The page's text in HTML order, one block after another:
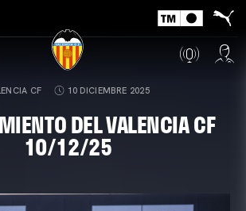
CF 10 DICIEMBRE 2025
DEL VALENCIA CF
10/12/25